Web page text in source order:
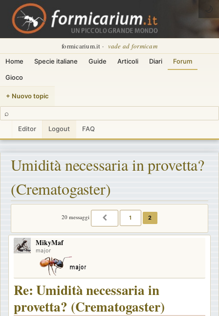
formicarium.it · vade ad formicam
Home Specie italiane Guide Articoli Diari Forum
Gioco
+ Nuovo topic
⌕
Editor Logout FAQ
🌙
Umidità necessaria in provetta?
(Crematogaster)
20 messaggi PRECEDENTE
1 2
MikyMaf
major
Re: Umidità necessaria in
provetta? (Crematogaster)